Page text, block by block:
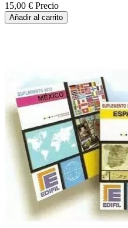
15,00 € Precio
Añadir al carrito